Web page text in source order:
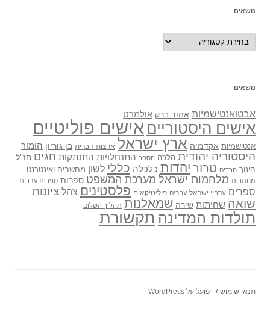
נושאים
נושאים
נושאים
אבטואנטישמיות אהוד ברק אולמרט
אישים היסטוריים אישים פוליטיים
אנטישמיות אקדמיה ארץ ישראל ארצות הברית בן גוריון הומור
היסטוריה יהודית הלכה הספר התנחלויות התנתקות חגים חז"ל
חינוך חרדים טרור יהדות כלכלה כללי לשון מחשבים ואינטרנט
מחתרות מלחמות ישראל מערכת המשפט ספרות ספרות עברית
ספרים ערביי ישראל ערבים פוליטיקאים פלסטינים צהל ציונות
שואה שחיתות שירה שמאלנות תהליך השלום
תולדות המדינה תקשורת
תנאי שימוש פועל על WordPress